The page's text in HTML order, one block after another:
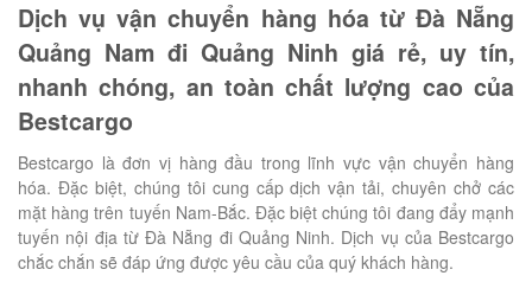
Dịch vụ vận chuyển hàng hóa từ Đà Nẵng
Quảng Nam đi Quảng Ninh giá rẻ, uy tín,
nhanh chóng, an toàn chất lượng cao của
Bestcargo
Bestcargo là đơn vị hàng đầu trong lĩnh vực vận chuyển hàng
hóa. Đặc biệt, chúng tôi cung cấp dịch vận tải, chuyên chở các
mặt hàng trên tuyến Nam-Bắc. Đặc biệt chúng tôi đang đẩy mạnh
tuyến nội địa từ Đà Nẵng đi Quảng Ninh. Dịch vụ của Bestcargo
chắc chắn sẽ đáp ứng được yêu cầu của quý khách hàng.